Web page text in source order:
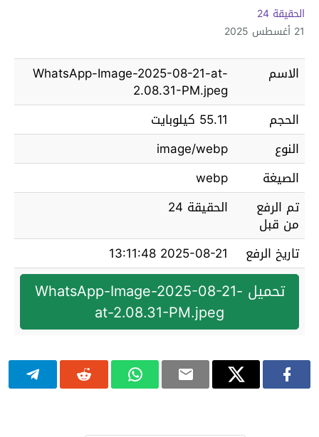
الحقيقة 24
21 أغسطس 2025
الاسم WhatsApp-Image-2025-08-21-at-
2.08.31-PM.jpeg
الحجم
55.11 كيلوبايت
النوع
image/webp
الصيغة
webp
تم الرفع
من قبل
الحقيقة 24
تاريخ الرفع 2025-08-21 13:11:48
تحميل WhatsApp-Image-2025-08-21-
at-2.08.31-PM.jpeg